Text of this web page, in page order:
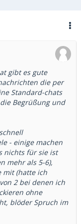
gibt es gute
die per
Standard-chats
Begrüßung und
- einige machen
nichts für sie ist
mehr als 5-6),
mit (hatte ich
2 bei denen ich
ohne
blöder Spruch im